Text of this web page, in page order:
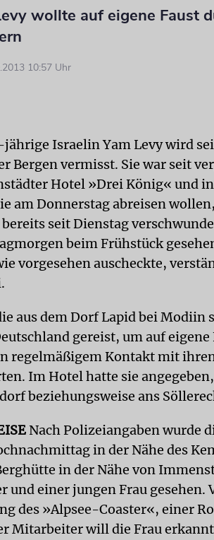
wollte auf eigene Faust
10:57 Uhr
Israelin Yam Levy wird
Bergen vermisst. Sie war seit
Hotel »Drei König« und
am Donnerstag abreisen
seit Dienstag
beim Frühstück
vorgesehen auscheckte,
aus dem Dorf Lapid bei Modiin
gereist, um auf
regelmäßigem Kontakt mit
Im Hotel hatte sie
beziehungsweise ans
Nach Polizeiangaben wurde
in der Nähe des
in der Nähe von
und einer jungen Frau gesehen.
des »Alpsee-Coaster«, einer
Mitarbeiter will die Frau